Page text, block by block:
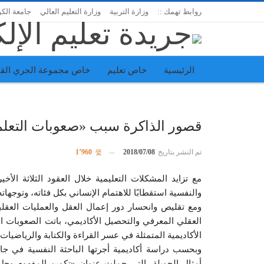
روابط تهمك :: وزارة التربية وزارة التعليم العالي جامعة
الرئيسية خاص تعليم خاص مجموعة الجري
قصور الذاكرة سبب «صعوبات
تم النشر بتاريخ 2018/07/08
مع تزايد المشكلات التعليمية خلال العقود الثلاثة
والنفسية استقطابًا للاهتمام الإنساني بكل فئاته،
ومع تقليص وانحسار دور إعمال العقل والعمليات
العقلي المعرفي والتحصيل الأكاديمي، باتت الصعوبات
الأكاديمية المتمثلة في عسر القراءة والكتابة
وبحسب دراسة أكاديمية أجرتها الباحثة النفسية في